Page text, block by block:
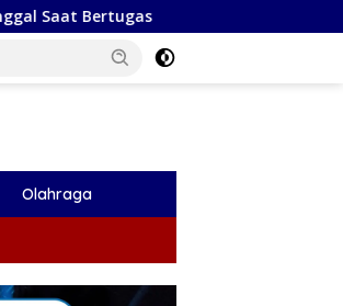
Plt Bupati Tulungagung Lepas Perseta
Olahraga